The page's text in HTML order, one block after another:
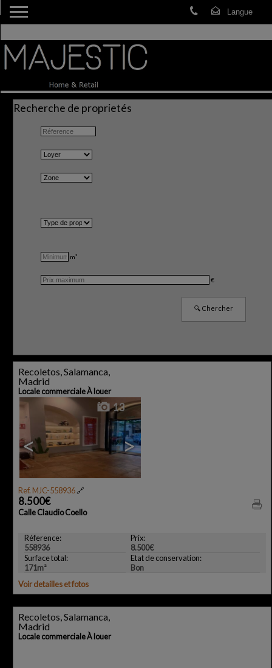
Recherche de proprietés
m²
€
Recoletos, Salamanca,
Madrid
Locale commerciale À louer
< >
13
Ref. MJC-558936🔗
8.500€
Calle Claudio Coello
Réference:
558936
Prix:
8.500€
Surface total:
171m²
Etat de conservation:
Bon
Voir detailles et fotos
Recoletos, Salamanca,
Madrid
Locale commerciale À louer